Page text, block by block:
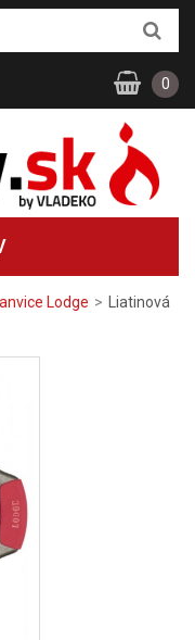
Lodge >
Liatinová
0